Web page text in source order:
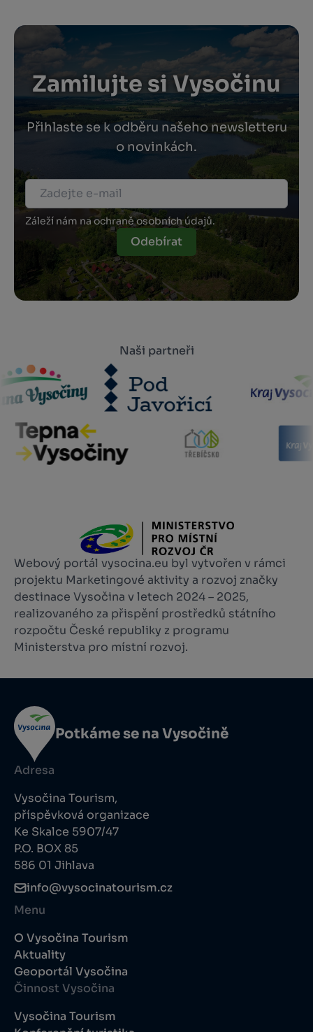
Zamilujte si Vysočinu
Přihlaste se k odběru našeho newsletteru
o novinkách.
Záleží nám na ochraně osobních údajů.
Odebírat
Naši partneři
Webový portál vysocina.eu byl vytvořen v rámci
projektu Marketingové aktivity a rozvoj značky
destinace Vysočina v letech 2024 – 2025,
realizovaného za přispění prostředků státního
rozpočtu České republiky z programu
Ministerstva pro místní rozvoj.
Potkáme se na Vysočině
Adresa
Vysočina Tourism,
příspěvková organizace
Ke Skalce 5907/47
P.O. BOX 85
586 01 Jihlava
info@vysocinatourism.cz
Menu
O Vysočina Tourism
Aktuality
Geoportál Vysočina
Činnost Vysočina
Vysočina Tourism